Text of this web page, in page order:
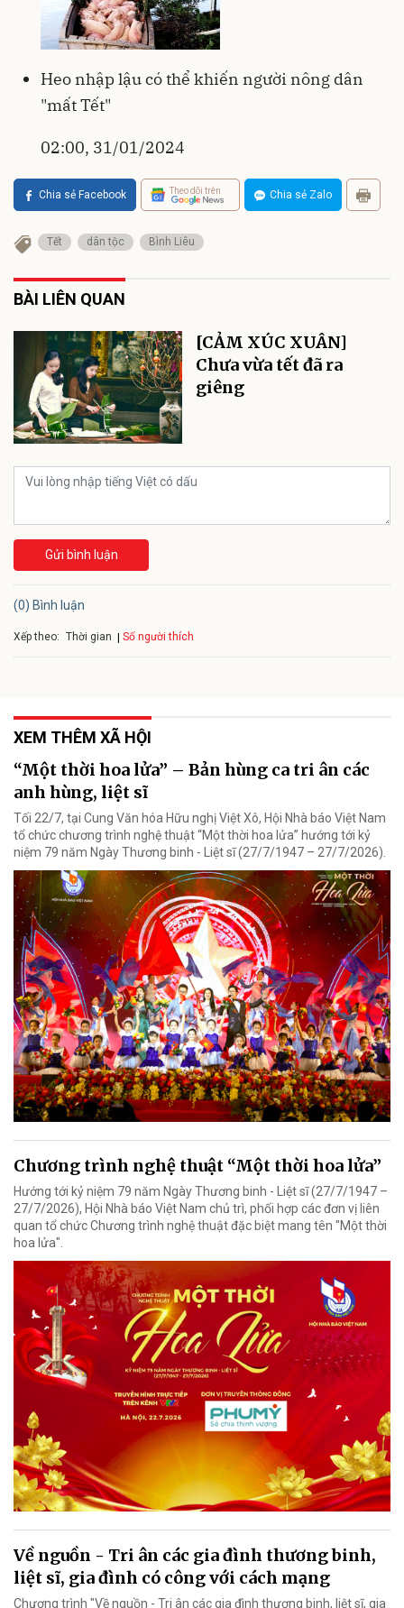
Heo nhập lậu có thể khiến người nông dân
"mất Tết"
02:00, 31/01/2024
Chia sẻ Facebook Theo dõi trên Chia sẻ Zalo
Tết dân tộc Bình Liêu
BÀI LIÊN QUAN
[CẢM XÚC XUÂN]
Chưa vừa tết đã ra
giêng
Gửi bình luận
(0) Bình luận
Xếp theo: Thời gian Số người thích
XEM THÊM XÃ HỘI
“Một thời hoa lửa” – Bản hùng ca tri ân các
anh hùng, liệt sĩ
Tối 22/7, tại Cung Văn hóa Hữu nghị Việt Xô, Hội Nhà báo Việt Nam
tổ chức chương trình nghệ thuật “Một thời hoa lửa” hướng tới kỷ
niệm 79 năm Ngày Thương binh - Liệt sĩ (27/7/1947 – 27/7/2026).
Chương trình nghệ thuật “Một thời hoa lửa”
Hướng tới kỷ niệm 79 năm Ngày Thương binh - Liệt sĩ (27/7/1947 –
27/7/2026), Hội Nhà báo Việt Nam chủ trì, phối hợp các đơn vị liên
quan tổ chức Chương trình nghệ thuật đặc biệt mang tên "Một thời
hoa lửa".
Về nguồn - Tri ân các gia đình thương binh,
liệt sĩ, gia đình có công với cách mạng
Chương trình "Về nguồn - Tri ân các gia đình thương binh, liệt sĩ, gia